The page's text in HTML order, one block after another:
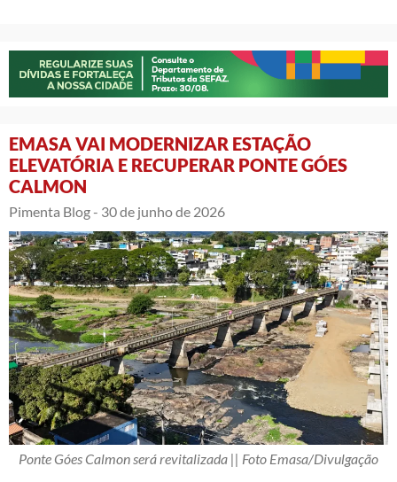
EMASA VAI MODERNIZAR ESTAÇÃO
ELEVATÓRIA E RECUPERAR PONTE GÓES
CALMON
Pimenta Blog - 30 de junho de 2026
Ponte Góes Calmon será revitalizada || Foto Emasa/Divulgação